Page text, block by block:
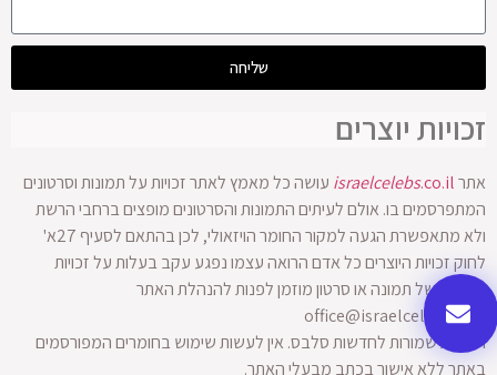
שליחה
זכויות יוצרים
אתר israelcelebs.co.il
עושה כל מאמץ לאתר זכויות על תמונות וסרטונים
המתפרסמים בו. אולם לעיתים התמונות והסרטונים מופצים ברחבי הרשת
ולא מתאפשרת הגעה למקור החומר הויזאולי, לכן בהתאם לסעיף 27א'
לחוק זכויות היוצרים כל אדם הרואה עצמו נפגע עקב בעלות על זכויות
היוצרים של תמונה או סרטון מוזמן לפנות להנהלת האתר
office@israelcelebs.co.il
הזכויות שמורות לחדשות סלבס. אין לעשות שימוש בחומרים המפורסמים
באתר ללא אישור בכתב מבעלי האתר.